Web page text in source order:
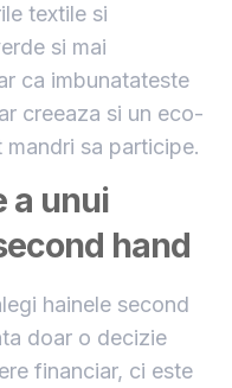
textile si
si mai
ca imbunatateste
creeaza si un eco-
sa participe.
a unui
hand
hainele second
doar o decizie
financiar, ci este